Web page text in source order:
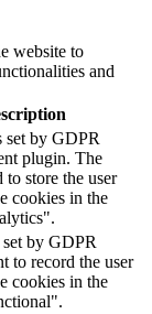
website to
and
set by GDPR
plugin. The
to store the user
cookies in the
by GDPR
to record the user
cookies in the